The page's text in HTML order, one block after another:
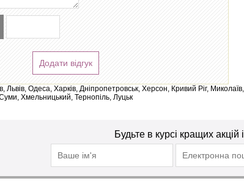
Додати відгук
Львів, Одеса, Харків, Дніпропетровськ, Херсон, Кривий Ріг,
Суми, Хмельницький, Тернопіль, Луцьк
Будьте в курсі кращих акцій